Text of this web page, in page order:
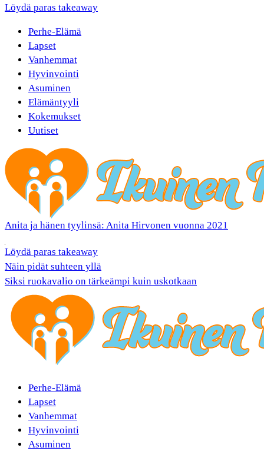
Löydä paras takeaway
Perhe-Elämä
Lapset
Vanhemmat
Hyvinvointi
Asuminen
Elämäntyyli
Kokemukset
Uutiset
Anita ja hänen tyylinsä: Anita Hirvonen vuonna 2021
Löydä paras takeaway
Näin pidät suhteen yllä
Siksi ruokavalio on tärkeämpi kuin uskotkaan
Perhe-Elämä
Lapset
Vanhemmat
Hyvinvointi
Asuminen